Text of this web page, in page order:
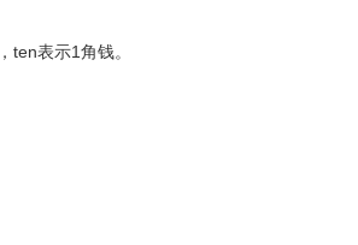
ten表示1角钱。